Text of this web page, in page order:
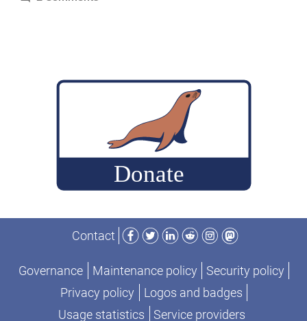
相
安
发
大
（深
圳，
中
国）
相
Contact
Facebook
TwitterLinkedIn
RedditInstagram
Mastodon
Governance Maintenance policy
Security policy
Privacy policy
Logos and badges
Usage statistics
Service providers